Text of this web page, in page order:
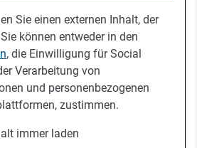
Sie einen externen Inhalt, der
können entweder in den
, die Einwilligung für Social
Verarbeitung von
und personenbezogenen
zustimmen.
immer laden